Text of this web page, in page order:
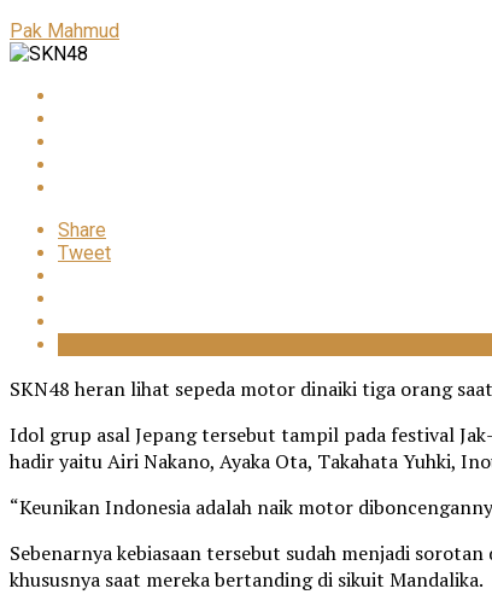
Pak Mahmud
Share
Tweet
SKN48 heran lihat sepeda motor dinaiki tiga orang
Idol grup asal Jepang tersebut tampil pada festival
hadir yaitu Airi Nakano, Ayaka Ota, Takahata Yuhki,
“Keunikan Indonesia adalah naik motor
Sebenarnya kebiasaan tersebut sudah menjadi
khususnya saat mereka bertanding di sikuit Mandalika.